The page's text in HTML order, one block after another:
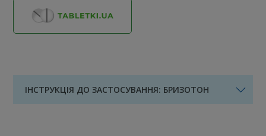
ІНСТРУКЦІЯ ДО ЗАСТОСУВАННЯ: БРИЗОТОН